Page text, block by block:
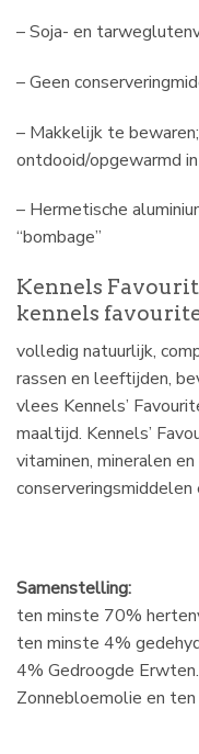
– Soja- en
– Geen
– Makkelijk te
ontdooid/opgewarmd
– Hermetische
“bombage”
Kennels
kennels
volledig natuurlijk,
rassen en leeftijden,
vlees Kennels’
maaltijd. Kennels’
vitaminen, mineralen
Samenstelling:
ten minste 70%
ten minste 4%
4% Gedroogde
Zonnebloemolie en